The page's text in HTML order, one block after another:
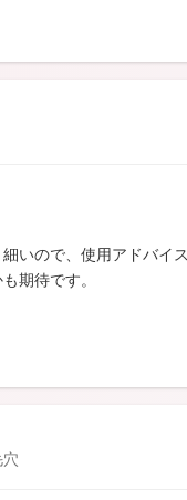
いので、使用アドバイ
期待です。